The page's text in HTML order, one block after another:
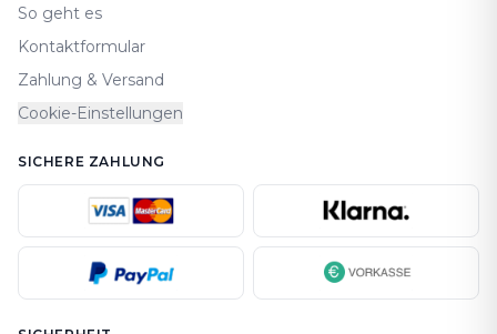
So geht es
Kontaktformular
Zahlung & Versand
Cookie-Einstellungen
SICHERE ZAHLUNG